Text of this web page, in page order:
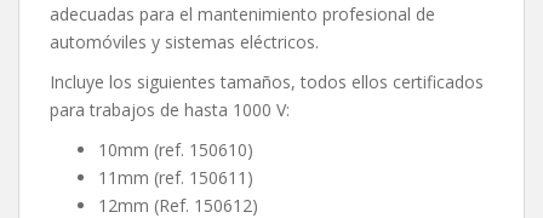
adecuadas para el mantenimiento profesional de
automóviles y sistemas eléctricos.
Incluye los siguientes tamaños, todos ellos certificados
para trabajos de hasta 1000 V:
10mm (ref. 150610)
11mm (ref. 150611)
12mm (Ref. 150612)